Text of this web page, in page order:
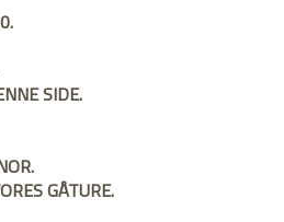
SIDE.
GÅTURE.